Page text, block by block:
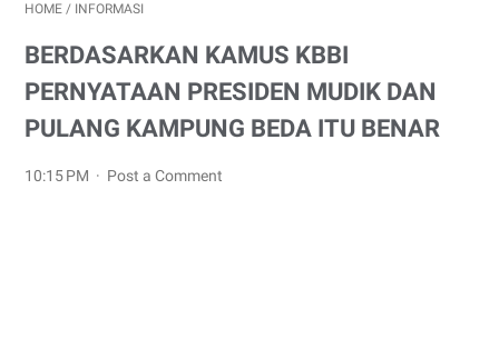
HOME / INFORMASI
BERDASARKAN KAMUS KBBI
PERNYATAAN PRESIDEN MUDIK DAN
PULANG KAMPUNG BEDA ITU BENAR
10:15 PM Post a Comment